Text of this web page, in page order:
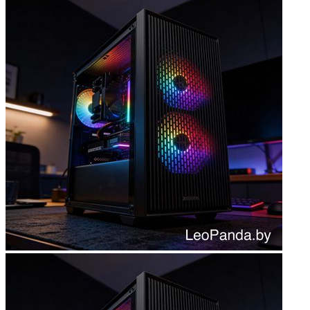
Наборы клавиатура и мышь
Коврики для мыши
Мультимедиа
Акустика
Наушники и гарнитуры